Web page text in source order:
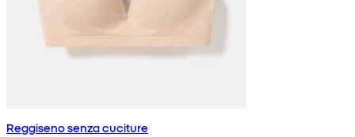
Reggiseno senza cuciture